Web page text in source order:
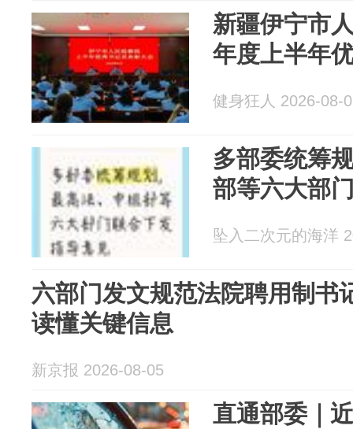
新疆伊宁市
年度上半年
健身狂人 2026-08-
多部委统筹
部等六大部
坠入二次元的海洋
六部门发文规范法院聘用制书
读懂关键信息
新京报 2026-08-05
直通部委｜